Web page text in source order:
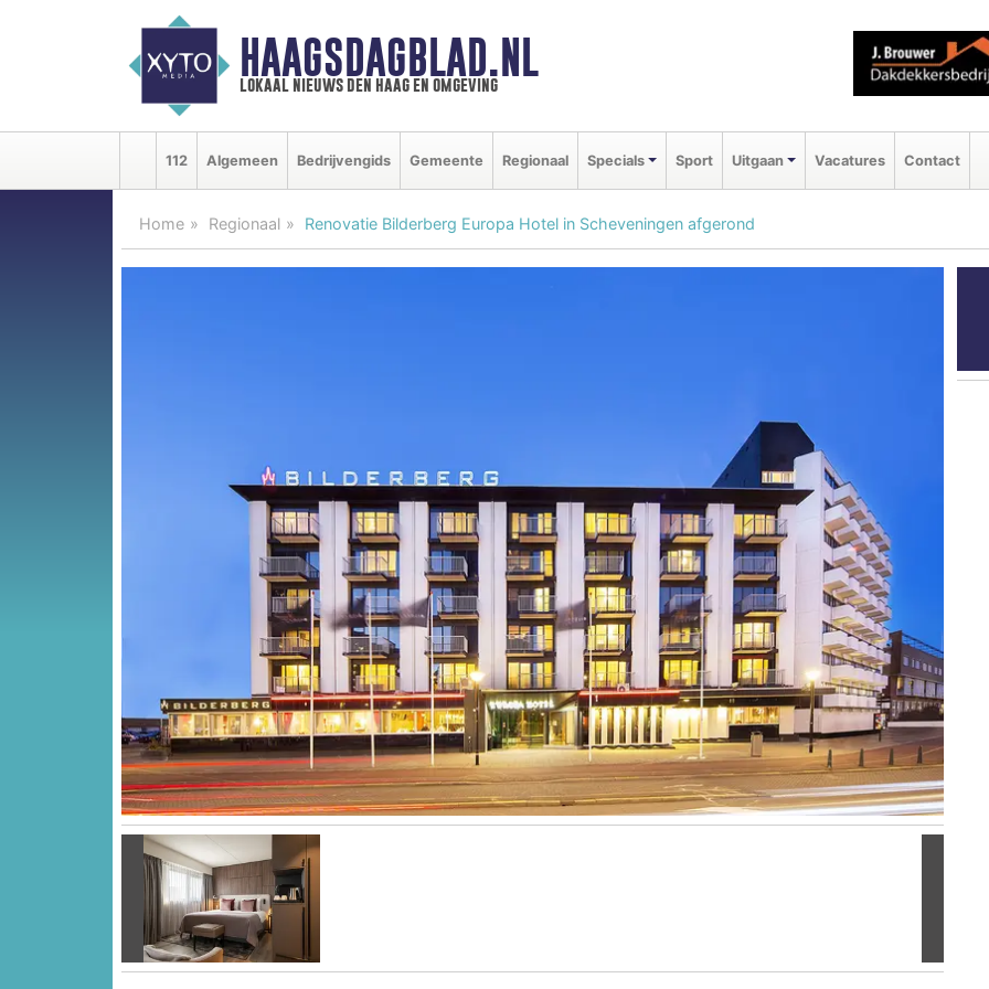
HAAGSDAGBLAD.NL
lokaal nieuws den haag en omgeving
112 Algemeen Bedrijvengids Gemeente Regionaal Specials Sport Uitgaan Vacatures Contact
Home Regionaal Renovatie Bilderberg Europa Hotel in Scheveningen afgerond
Vorige